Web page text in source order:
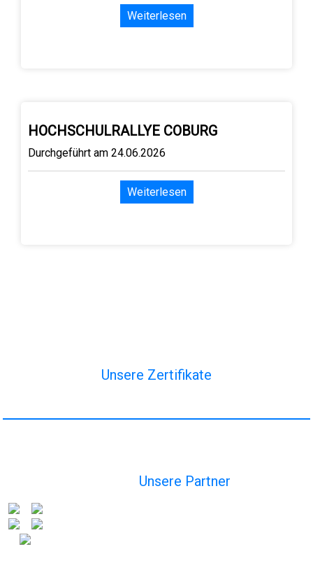
Weiterlesen
HOCHSCHULRALLYE COBURG
Durchgeführt am 24.06.2026
Weiterlesen
Unsere Zertifikate
Unsere Partner